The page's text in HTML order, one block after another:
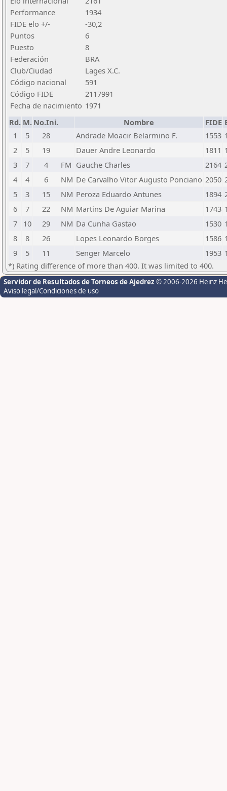
Performance
1934
FIDE elo +/-
-30,2
Puntos
6
Puesto
8
Federación
BRA
Club/Ciudad
Lages X.C.
Código nacional
591
Código FIDE
2117991
Fecha de nacimiento 1971
Rd. M. No.Ini. Nombre FIDE
1
5 28 Andrade Moacir Belarmino F. 1553
2
5 19 Dauer Andre Leonardo 1811
3
7 4 FM Gauche Charles 2164
4
4 6 NM De Carvalho Vitor Augusto Ponciano 2050
5
3 15 NM Peroza Eduardo Antunes 1894
6
7 22 NM Martins De Aguiar Marina 1743
7
10 29 NM Da Cunha Gastao 1530
8
8 26 Lopes Leonardo Borges 1586
9
5 11 Senger Marcelo 1953
*) Rating difference of more than 400. It was limited to 400.
Servidor de Resultados de Torneos de Ajedrez © 2006-2026 Heinz
Aviso legal/Condiciones de uso